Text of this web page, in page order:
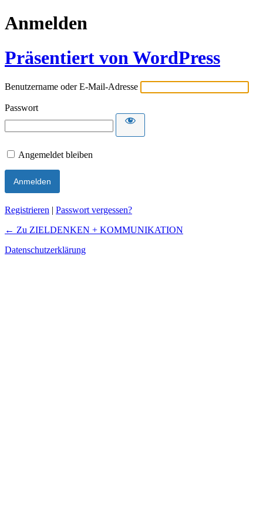
Anmelden
Präsentiert von WordPress
Benutzername oder E-Mail-Adresse
Passwort
Angemeldet bleiben
Registrieren | Passwort vergessen?
← Zu ZIELDENKEN + KOMMUNIKATION
Datenschutzerklärung